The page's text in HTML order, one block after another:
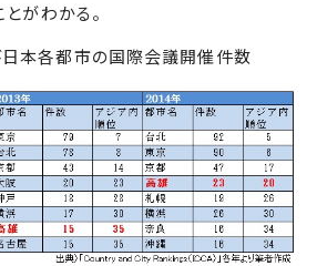
がわかる。
本各都市の国際会議開催件数